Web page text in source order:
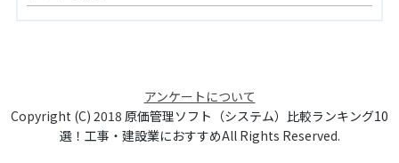
アンケートについて
Copyright (C) 2018 原価管理ソフト（システム）比較ランキング10
選！工事・建設業におすすめAll Rights Reserved.